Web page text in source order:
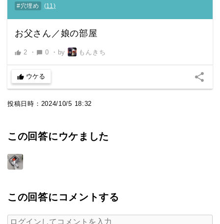
#穴埋め (11)
お父さん／娘の部屋
thumb_up 2 ・ chat_bubble 0 ・ by もんきち
thumb_up ウケる share
投稿日時： 2024/10/5 18:32
この回答にウケました
この回答にコメントする